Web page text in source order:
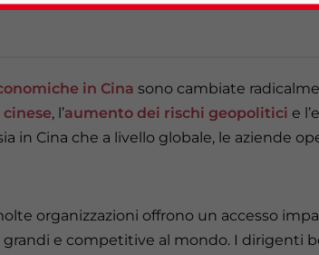
in Cina sono cambiate
, l’aumento dei rischi geopolitici e
in Cina che a livello globale, le aziende
organizzazioni offrono un accesso
e competitive al mondo. I dirigenti
Yes, I have read thePrivacy Policy
- case sensitive